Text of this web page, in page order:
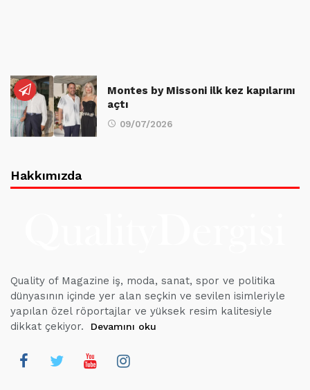
Montes by Missoni ilk kez kapılarını
açtı
09/07/2026
Hakkımızda
Quality of Magazine iş, moda, sanat, spor ve politika
dünyasının içinde yer alan seçkin ve sevilen isimleriyle
yapılan özel röportajlar ve yüksek resim kalitesiyle
dikkat çekiyor.
Devamını oku